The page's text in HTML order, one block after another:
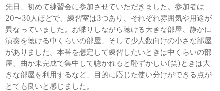
先日、初めて練習会に参加させていただきました。参加者は
20〜30人ほどで、練習室は3つあり、それぞれ雰囲気や用途が
異なっていました。お喋りしながら聴ける大きな部屋、静かに
演奏を聴ける中くらいの部屋、そして少人数向けの小さな部屋
がありました。本番を想定して練習したいときは中くらいの部
屋、曲が未完成で集中して聴かれると恥ずかしい(笑)ときは大
きな部屋を利用するなど、目的に応じた使い分けができる点が
とても良いと感じました。